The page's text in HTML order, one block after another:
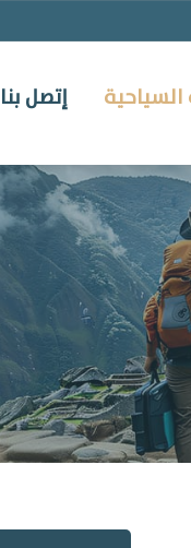
السياحية إتصل بنا